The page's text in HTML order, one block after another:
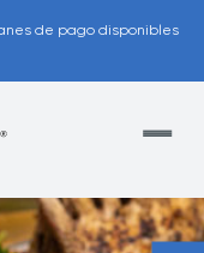
de pago disponibles